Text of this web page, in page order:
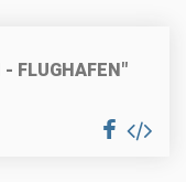
- FLUGHAFEN"